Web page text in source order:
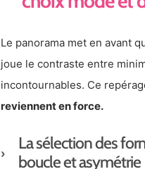
Le panorama met en avant
joue le contraste entre
incontournables. Ce
reviennent en force.
La sélection des
boucle et asymétrie